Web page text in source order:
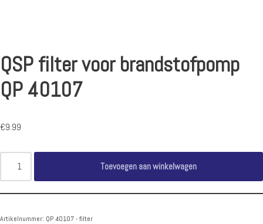
QSP filter voor brandstofpomp
QP 40107
€9.99
Toevoegen aan winkelwagen
Artikelnummer: QP 40107 - filter